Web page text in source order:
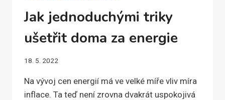
Jak jednoduchými triky
ušetřit doma za energie
18. 5. 2022
Na vývoj cen energií má ve velké míře vliv míra
inflace. Ta teď není zrovna dvakrát uspokojivá